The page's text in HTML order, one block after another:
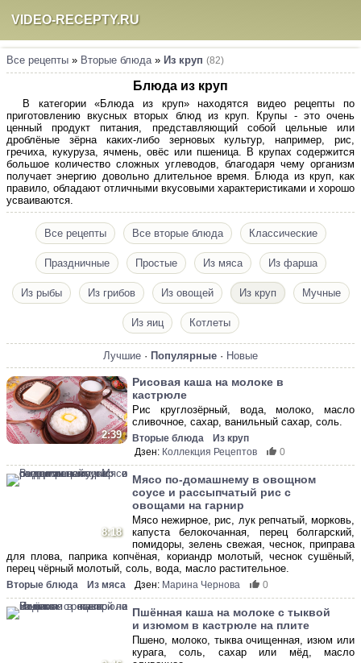
VIDEO-RECEPTY.RU
Все рецепты » Вторые блюда» Из круп (82)
Блюда из круп
В категории «Блюда из круп» находятся видео рецепты по
приготовлению вкусных вторых блюд из круп. Крупы - это очень
ценный продукт питания, представляющий собой цельные или
дроблёные зёрна каких-либо зерновых культур, например, рис,
гречиха, кукуруза, ячмень, овёс или пшеница. В крупах содержится
большое количество сложных углеводов, благодаря чему организм
получает энергию довольно длительное время. Блюда из круп, как
правило, обладают отличными вкусовыми характеристиками и хорошо
усваиваются.
Все рецепты Все вторые блюда Классические
Праздничные Простые Из мяса Из фарша
Из рыбы Из грибов Из овощей Из круп Мучные
Из яиц Котлеты
Лучшие · Популярные · Новые
2:39
Рисовая каша на молоке в
кастрюле
Рис круглозёрный, вода, молоко, масло
сливочное, сахар, ванильный сахар, соль.
Вторые блюда
Из круп
Дзен: Коллекция Рецептов 0
8:18
Мясо по-домашнему в овощном
соусе и рассыпчатый рис с
овощами на гарнир
Мясо нежирное, рис, лук репчатый, морковь,
капуста белокочанная, перец болгарский,
помидоры, зелень свежая, чеснок, приправа
для плова, паприка копчёная, кориандр молотый, чеснок сушёный,
перец чёрный молотый, соль, вода, масло растительное.
Вторые блюда Из мяса Дзен: Марина Чернова 0
Пшённая каша на молоке с тыквой
и изюмом в кастрюле на плите
Пшено, молоко, тыква очищенная, изюм или
курага, соль, сахар или мёд, масло